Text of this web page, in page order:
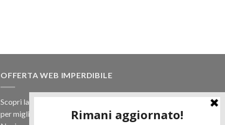
OFFERTA WEB IMPERDIBILE
Scopri la nostra offerta web! Un prezzo mai visto,
per migliaia di prodotti.